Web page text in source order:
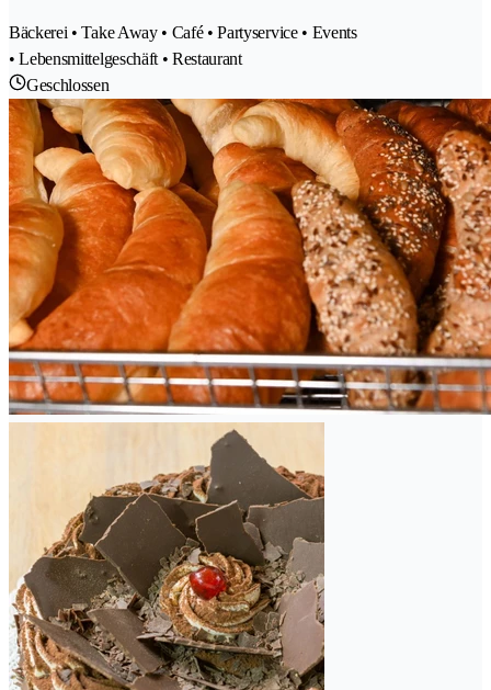
Bäckerei • Take Away • Café • Partyservice • Events
• Lebensmittelgeschäft • Restaurant
Geschlossen